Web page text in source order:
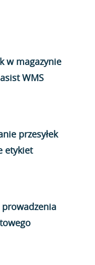
w magazynie
WMS
przesyłek
etykiet